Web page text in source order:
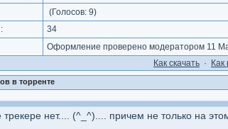
(Голосов: 9)
34
Оформление проверено модератором 11
Как cкачать · Как
в торренте
трекере нет.... (^_^).... причем не только на